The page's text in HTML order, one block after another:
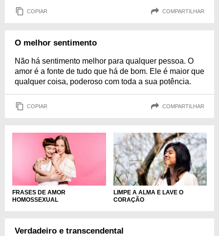
COPIAR COMPARTILHAR
O melhor sentimento
Não há sentimento melhor para qualquer pessoa. O
amor é a fonte de tudo que há de bom. Ele é maior que
qualquer coisa, poderoso com toda a sua potência.
COPIAR COMPARTILHAR
FRASES DE AMOR
HOMOSSEXUAL
LIMPE A ALMA E LAVE O
CORAÇÃO
Verdadeiro e transcendental